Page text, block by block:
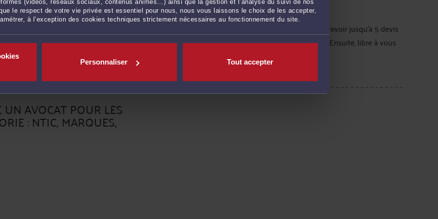
(vidéos, réseaux sociaux, contenus animés…) ainsi que la gestion et l’analyse du suivi de nos
le respect de votre vie privée est essentiel pour nous, nous vous laissons le choix de les accepter,
à l’exception des cookies techniques strictement nécessaires au fonctionnement du site.
Personnaliser Tout accepter
près de chez vous pratiquant le Droit du numérique et des communications. Vous pourrez recevoir jusqu'à 5 devis
pour la rédaction de conditions générales de vente (CGV) et mentions légales d'un site internet. Ensuite, libre à vous
AVOCAT POUR LES
: NTIC, MARQUES,